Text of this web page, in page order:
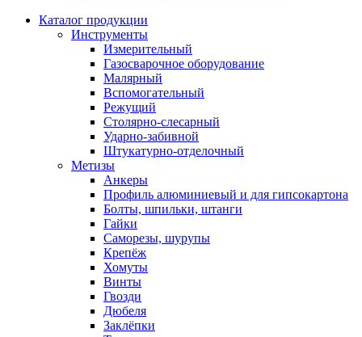
Каталог продукции
Инструменты
Измерительный
Газосварочное оборудование
Малярный
Вспомогательный
Режущий
Столярно-слесарный
Ударно-забивной
Штукатурно-отделочный
Метизы
Анкеры
Профиль алюминиевый и для гипсокартона
Болты, шпильки, штанги
Гайки
Саморезы, шурупы
Крепёж
Хомуты
Винты
Гвозди
Дюбеля
Заклёпки